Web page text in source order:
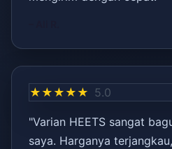
★★★★★ 5.0
"Varian HEETS sangat
saya. Harganya